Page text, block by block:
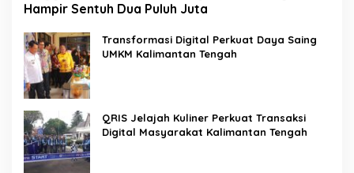
Hampir Sentuh Dua Puluh Juta
Transformasi Digital Perkuat Daya Saing
UMKM Kalimantan Tengah
QRIS Jelajah Kuliner Perkuat Transaksi
Digital Masyarakat Kalimantan Tengah